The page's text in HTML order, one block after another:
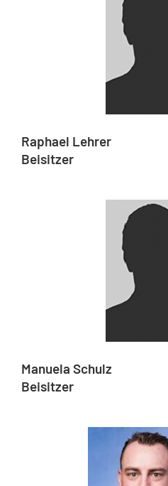
Raphael Lehrer
Beisitzer
Manuela Schulz
Beisitzer